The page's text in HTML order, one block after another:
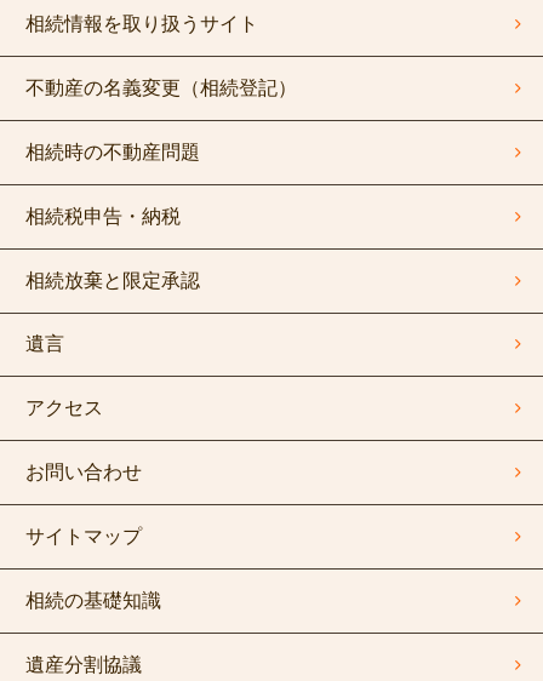
アクセス
お問い合わせ
サイトマップ
相続の基礎知識
遺産分割協議
不動産の名義変更（相続登記）
相続時の不動産問題
相続税申告・納税
相続放棄と限定承認
遺言
相続情報を取り扱うサイト